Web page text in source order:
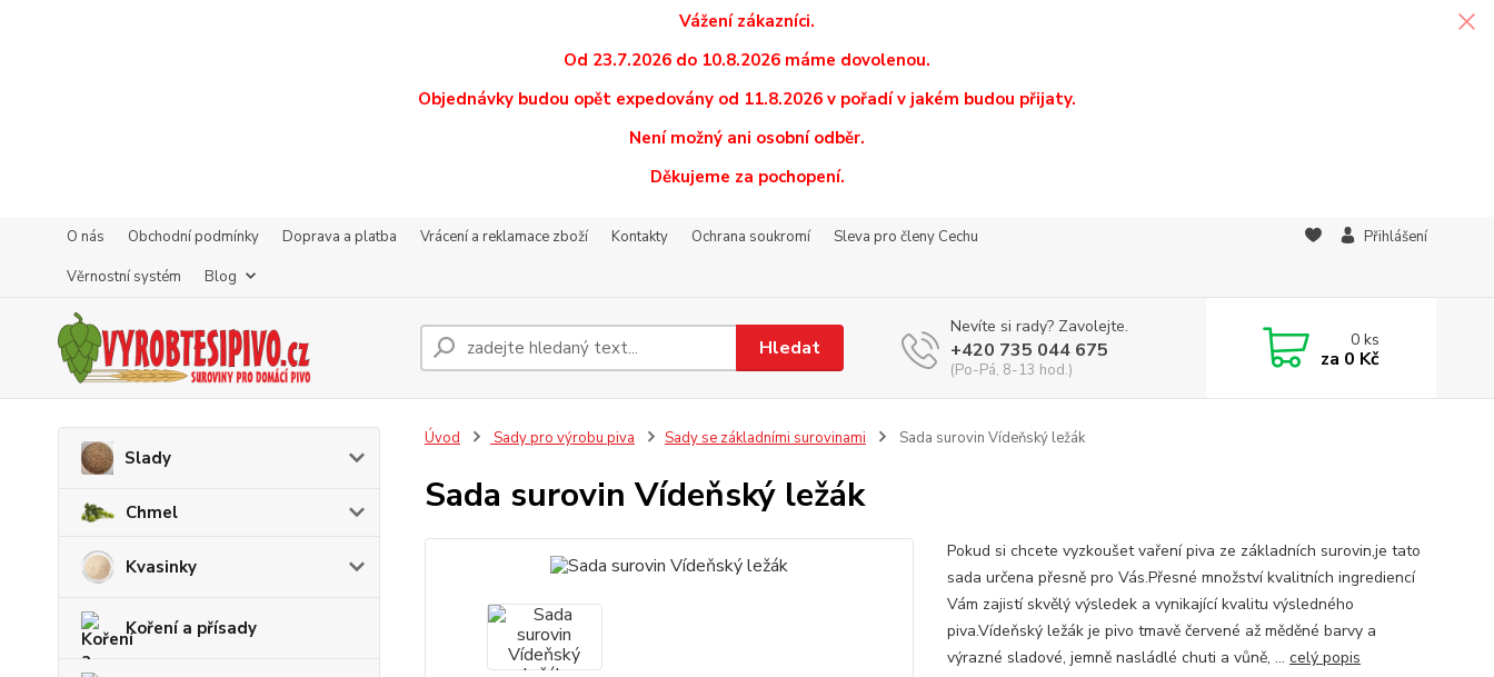
Vážení zákazníci.
Od 23.7.2026 do 10.8.2026 máme dovolenou.
Objednávky budou opět expedovány od 11.8.2026 v pořadí v jakém budou přijaty.
Není možný ani osobní odběr.
Děkujeme za pochopení.
O nás Obchodní podmínky Doprava a platba Vrácení a reklamace zboží Kontakty Ochrana soukromí
Sleva pro členy Cechu
Věrnostní systém
Blog
Přihlášení
Hledat
Nevíte si rady? Zavolejte.
+420 735 044 675
(Po-Pá, 8-13 hod.)
0ks
za 0 Kč
Slady
Chmel
Kvasinky
Koření a přísady
Úvod Sady pro výrobu piva Sady se základními surovinami Sada surovin Vídeňský ležák
Sada surovin Vídeňský ležák
Pokud si chcete vyzkoušet vaření piva ze základních surovin,je tato
sada určena přesně pro Vás.Přesné množství kvalitních ingrediencí
Vám zajistí skvělý výsledek a vynikající kvalitu výsledného
piva.Vídeňský ležák je pivo tmavě červené až měděné barvy a
výrazné sladové, jemně nasládlé chuti a vůně, ... celý popis